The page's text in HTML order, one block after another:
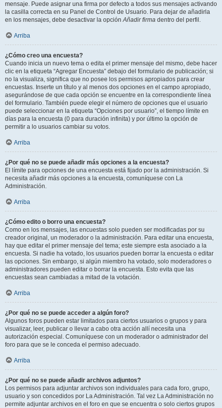
mensaje. Puede asignar una firma por defecto a todos sus mensajes activando
la casilla correcta en su Panel de Control de Usuario. Para dejar de añadirla
en los mensajes, debe desactivar la opciónAñadir firma dentro del perfil.
Arriba
¿Cómo creo una encuesta?
Cuando inicia un nuevo tema o edita el primer mensaje del mismo, debe hacer
clic en la etiqueta “Agregar Encuesta” debajo del formulario de publicación; si
no la visualiza, significa que no posee los permisos apropiados para crear
encuestas. Inserte un título y al menos dos opciones en el campo apropiado,
asegurándose de que cada opción se encuentre en la correspondiente línea
del formulario. También puede elegir el número de opciones que el usuario
puede seleccionar en la etiqueta “Opciones por usuario”, el tiempo límite en
días para la encuesta (0 para duración infinita) y por último la opción de
permitir a lo usuarios cambiar su votos.
Arriba
¿Por qué no se puede añadir más opciones a la encuesta?
El límite para opciones de una encuesta está fijado por la administración. Si
necesita añadir más opciones a la encuesta, comuníquese con La
Administración.
Arriba
¿Cómo edito o borro una encuesta?
Como en los mensajes, las encuestas solo pueden ser modificadas por su
creador original, un moderador o la administración. Para editar una encuesta,
hay que editar el primer mensaje del tema; este siempre esta asociado a la
encuesta. Si nadie ha votado, los usuarios pueden borrar la encuesta o editar
las opciones. Sin embargo, si algún miembro ha votado, solo moderadores o
administradores pueden editar o borrar la encuesta. Esto evita que las
encuestas sean cambiadas a mitad de la votación.
Arriba
¿Por qué no se puede acceder a algún foro?
Algunos foros pueden estar limitados para ciertos usuarios o grupos y para
visualizar, leer, publicar o llevar a cabo otra acción allí necesita una
autorización especial. Comuníquese con un moderador o administrador del
foro para que se le conceda el permiso adecuado.
Arriba
¿Por qué no se puede añadir archivos adjuntos?
Los permisos para adjuntar archivos son individuales para cada foro, grupo,
usuario y son concedidos por La Administración. Tal vez La Administración no
permite adjuntar archivos en el foro en que se encuentra o solo ciertos grupos